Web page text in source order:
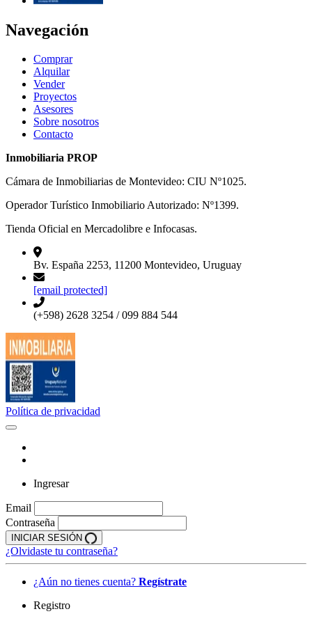
Navegación
Comprar
Alquilar
Vender
Proyectos
Asesores
Sobre nosotros
Contacto
Inmobiliaria PROP
Cámara de Inmobiliarias de Montevideo: CIU Nº1025.
Operador Turístico Inmobiliario Autorizado: Nº1399.
Tienda Oficial en Mercadolibre e Infocasas.
Bv. España 2253, 11200 Montevideo, Uruguay
[email protected]
(+598) 2628 3254 / 099 884 544
Política de privacidad
Ingresar
Email
Contraseña
INICIAR SESIÓN
¿Olvidaste tu contraseña?
¿Aún no tienes cuenta? Regístrate
Registro